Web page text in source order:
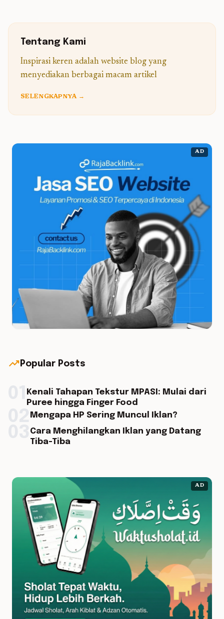
Tentang Kami
Inspirasi keren adalah website blog yang
menyediakan berbagai macam artikel
SELENGKAPNYA →
AD
trending_up Popular Posts
Kenali Tahapan Tekstur MPASI: Mulai dari
Puree hingga Finger Food
Mengapa HP Sering Muncul Iklan?
Cara Menghilangkan Iklan yang Datang
Tiba-Tiba
AD